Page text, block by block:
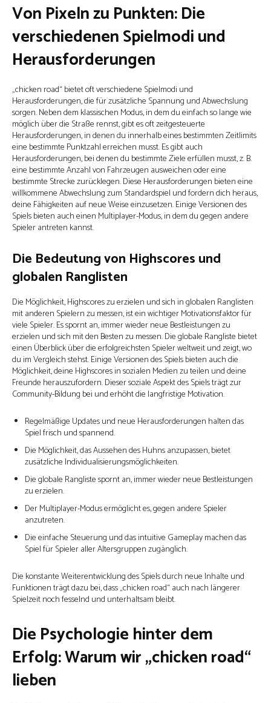
Von Pixeln zu Punkten: Die
verschiedenen Spielmodi und
Herausforderungen
„chicken road“ bietet oft verschiedene Spielmodi und
Herausforderungen, die für zusätzliche Spannung und Abwechslung
sorgen. Neben dem klassischen Modus, in dem du einfach so lange wie
möglich über die Straße rennst, gibt es oft zeitgesteuerte
Herausforderungen, in denen du innerhalb eines bestimmten Zeitlimits
eine bestimmte Punktzahl erreichen musst. Es gibt auch
Herausforderungen, bei denen du bestimmte Ziele erfüllen musst, z. B.
eine bestimmte Anzahl von Fahrzeugen ausweichen oder eine
bestimmte Strecke zurücklegen. Diese Herausforderungen bieten eine
willkommene Abwechslung zum Standardspiel und fordern dich heraus,
deine Fähigkeiten auf neue Weise einzusetzen. Einige Versionen des
Spiels bieten auch einen Multiplayer-Modus, in dem du gegen andere
Spieler antreten kannst.
Die Bedeutung von Highscores und
globalen Ranglisten
Die Möglichkeit, Highscores zu erzielen und sich in globalen Ranglisten
mit anderen Spielern zu messen, ist ein wichtiger Motivationsfaktor für
viele Spieler. Es spornt an, immer wieder neue Bestleistungen zu
erzielen und sich mit den Besten zu messen. Die globale Rangliste bietet
einen Überblick über die erfolgreichsten Spieler weltweit und zeigt, wo
du im Vergleich stehst. Einige Versionen des Spiels bieten auch die
Möglichkeit, deine Highscores in sozialen Medien zu teilen und deine
Freunde herauszufordern. Dieser soziale Aspekt des Spiels trägt zur
Community-Bildung bei und erhöht die langfristige Motivation.
Regelmäßige Updates und neue Herausforderungen halten das
Spiel frisch und spannend.
Die Möglichkeit, das Aussehen des Huhns anzupassen, bietet
zusätzliche Individualisierungsmöglichkeiten.
Die globale Rangliste spornt an, immer wieder neue Bestleistungen
zu erzielen.
Der Multiplayer-Modus ermöglicht es, gegen andere Spieler
anzutreten.
Die einfache Steuerung und das intuitive Gameplay machen das
Spiel für Spieler aller Altersgruppen zugänglich.
Die konstante Weiterentwicklung des Spiels durch neue Inhalte und
Funktionen trägt dazu bei, dass „chicken road“ auch nach längerer
Spielzeit noch fesselnd und unterhaltsam bleibt.
Die Psychologie hinter dem
Erfolg: Warum wir „chicken road“
lieben